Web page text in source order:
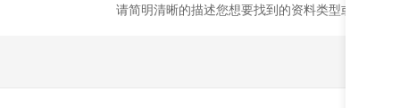
请简明清晰的描述您想要找到的资料类型或名称，